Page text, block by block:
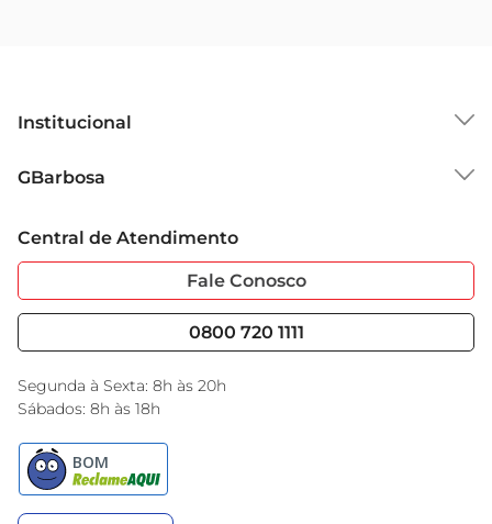
Institucional
Grupo Cencosud
Sobre Privacidade
Portal do Fornecedo
Nossas Lojas
GBarbosa
Garantia Estendida
Serviços
Black Friday
Encarte do Dia
Central de Atendimento
Fale Conosco
0800 720 1111
Segunda à Sexta: 8h às 20h
Sábados: 8h às 18h